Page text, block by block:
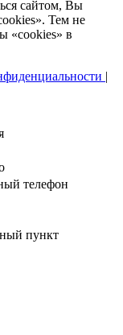
сайтом, Вы
Тем не
«cookies» в
|
телефон
пункт